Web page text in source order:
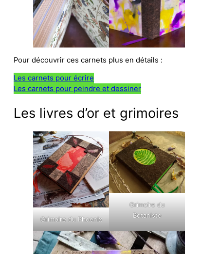
Pour découvrir ces carnets plus en détails :
Les carnets pour écrire
Les carnets pour peindre et dessiner
Les livres d’or et grimoires
Grimoire du Phoenix
Grimoire du
Botaniste